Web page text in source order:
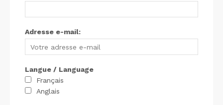
Adresse e-mail:
Langue / Language
Français
Anglais